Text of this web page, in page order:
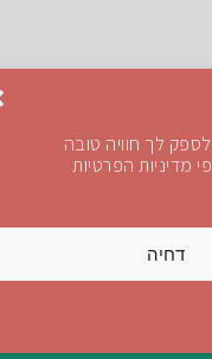
לך חוויה טובה
מדיניות הפרטיות
דחיה